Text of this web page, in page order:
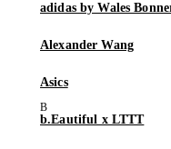
adidas by Wales
Alexander Wang
Asics
b.Eautiful x LTTT